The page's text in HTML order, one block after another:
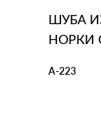
ШУБА
НОРКИ
А-223